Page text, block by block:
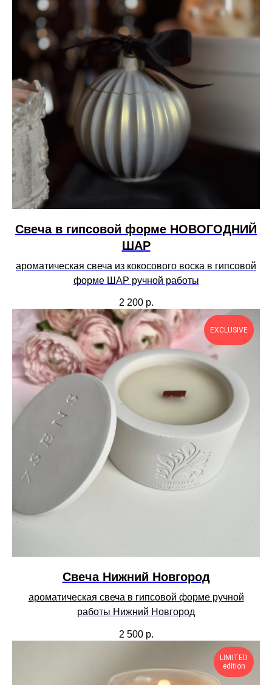
Свеча в гипсовой форме НОВОГОДНИЙ
ШАР
ароматическая свеча из кокосового воска в гипсовой
форме ШАР ручной работы
2 200 р.
EXCLUSIVE
Cвеча Нижний Новгород
ароматическая свеча в гипсовой форме ручной
работы Нижний Новгород
2 500 р.
LIMITED
edition